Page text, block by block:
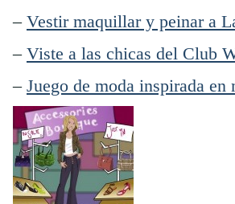
– Vestir maquillar y peinar a
– Viste a las chicas del Club
– Juego de moda inspirada en